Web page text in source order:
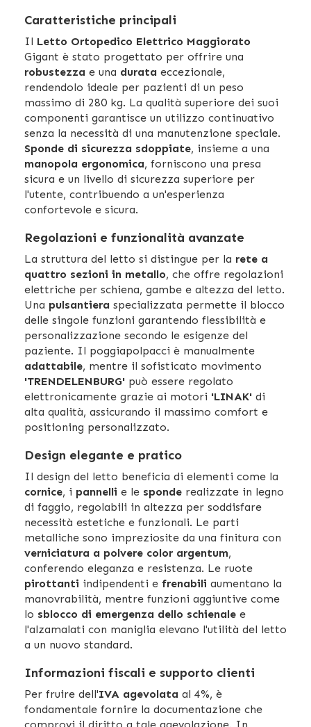
Caratteristiche principali
Il Letto Ortopedico Elettrico Maggiorato
Gigant è stato progettato per offrire una
robustezza e una durata eccezionale,
rendendolo ideale per pazienti di un peso
massimo di 280 kg. La qualità superiore dei suoi
componenti garantisce un utilizzo continuativo
senza la necessità di una manutenzione speciale.
Sponde di sicurezza sdoppiate, insieme a una
manopola ergonomica, forniscono una presa
sicura e un livello di sicurezza superiore per
l'utente, contribuendo a un'esperienza
confortevole e sicura.
Regolazioni e funzionalità avanzate
La struttura del letto si distingue per la rete a
quattro sezioni in metallo, che offre regolazioni
elettriche per schiena, gambe e altezza del letto.
Una pulsantiera specializzata permette il blocco
delle singole funzioni garantendo flessibilità e
personalizzazione secondo le esigenze del
paziente. Il poggiapolpacci è manualmente
adattabile, mentre il sofisticato movimento
'TRENDELENBURG' può essere regolato
elettronicamente grazie ai motori 'LINAK' di
alta qualità, assicurando il massimo comfort e
positioning personalizzato.
Design elegante e pratico
Il design del letto beneficia di elementi come la
cornice, i pannelli e le sponde realizzate in legno
di faggio, regolabili in altezza per soddisfare
necessità estetiche e funzionali. Le parti
metalliche sono impreziosite da una finitura con
verniciatura a polvere color argentum,
conferendo eleganza e resistenza. Le ruote
pirottanti indipendenti e frenabili aumentano la
manovrabilità, mentre funzioni aggiuntive come
lo sblocco di emergenza dello schienale e
l'alzamalati con maniglia elevano l'utilità del letto
a un nuovo standard.
Informazioni fiscali e supporto clienti
Per fruire dell'IVA agevolata al 4%, è
fondamentale fornire la documentazione che